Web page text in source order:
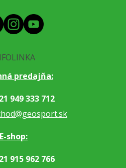
predajňa:
949 333 712
E-shop:
915 962 766